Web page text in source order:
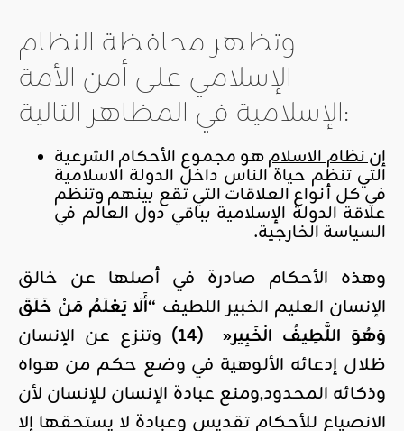
وتظهر محافظة النظام
الإسلامي على أمن الأمة
الإسلامية في المظاهر التالية:
إن نظام الاسلامهو مجموع الأحكام الشرعية
التي تنظم حياة الناس داخل الدولة الاسلامية
في كل أنواع العلاقات التي تقع بينهم وتنظم
علاقة الدولة الإسلامية بباقي دول العالم في
السياسة الخارجية.
وهذه الأحكام صادرة في أصلها عن خالق
الإنسان العليم الخبير اللطيف “أَلَا يَعْلَمُ مَنْ خَلَقَ
وَهُوَ اللَّطِيفُ الْخَبِير«
(14)
وتنزع عن الإنسان
ظلال إدعائه الألوهية في وضع حكم من هواه
وذكائه المحدود,ومنع عبادة الإنسان للإنسان لأن
الانصياع للأحكام تقديس وعبادة لا يستحقها إلا